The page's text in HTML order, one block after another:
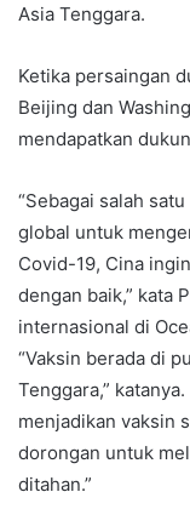
Asia Tenggara.
Ketika persaingan
Beijing dan
mendapatkan
“Sebagai salah
global untuk
Covid-19, Cina
dengan baik,” kata
internasional di
“Vaksin berada di
Tenggara,”
menjadikan vaksin
dorongan untuk
ditahan.”